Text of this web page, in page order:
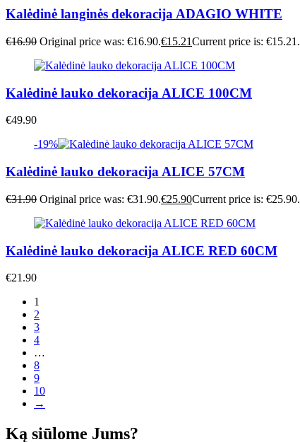
Kalėdinė langinės dekoracija ADAGIO WHITE
€16.90 Original price was: €16.90.€15.21Current price is: €15.21.
Kalėdinė lauko dekoracija ALICE 100CM
€49.90
-19%
Kalėdinė lauko dekoracija ALICE 57CM
€31.90 Original price was: €31.90.€25.90Current price is: €25.90.
Kalėdinė lauko dekoracija ALICE RED 60CM
€21.90
1
2
3
4
…
8
9
10
→
Ką siūlome Jums?